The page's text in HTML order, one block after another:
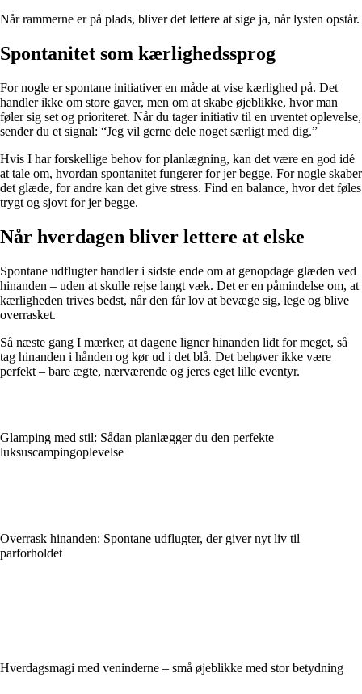
Når rammerne er på plads, bliver det lettere at sige ja, når lysten opstår.
Spontanitet som kærlighedssprog
For nogle er spontane initiativer en måde at vise kærlighed på. Det
handler ikke om store gaver, men om at skabe øjeblikke, hvor man
føler sig set og prioriteret. Når du tager initiativ til en uventet oplevelse,
sender du et signal: “Jeg vil gerne dele noget særligt med dig.”
Hvis I har forskellige behov for planlægning, kan det være en god idé
at tale om, hvordan spontanitet fungerer for jer begge. For nogle skaber
det glæde, for andre kan det give stress. Find en balance, hvor det føles
trygt og sjovt for jer begge.
Når hverdagen bliver lettere at elske
Spontane udflugter handler i sidste ende om at genopdage glæden ved
hinanden – uden at skulle rejse langt væk. Det er en påmindelse om, at
kærligheden trives bedst, når den får lov at bevæge sig, lege og blive
overrasket.
Så næste gang I mærker, at dagene ligner hinanden lidt for meget, så
tag hinanden i hånden og kør ud i det blå. Det behøver ikke være
perfekt – bare ægte, nærværende og jeres eget lille eventyr.
Glamping med stil: Sådan planlægger du den perfekte
luksuscampingoplevelse
Overrask hinanden: Spontane udflugter, der giver nyt liv til
parforholdet
Hverdagsmagi med veninderne – små øjeblikke med stor betydning